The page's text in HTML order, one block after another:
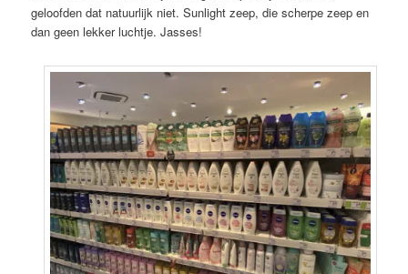
geloofden dat natuurlijk niet. Sunlight zeep, die scherpe zeep en
dan geen lekker luchtje. Jasses!